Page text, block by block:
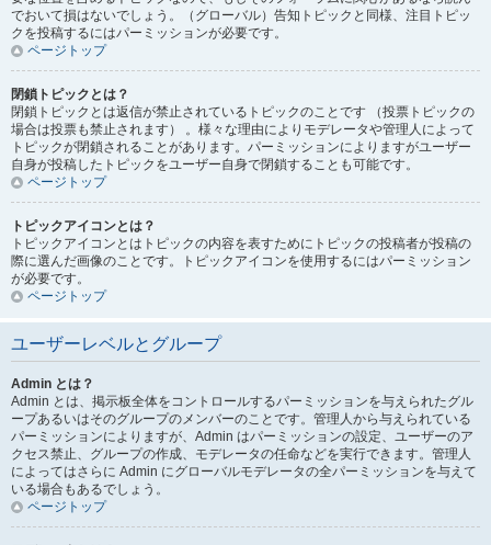
でおいて損はないでしょう。（グローバル）告知トピックと同様、注目トピッ
クを投稿するにはパーミッションが必要です。
ページトップ
閉鎖トピックとは？
閉鎖トピックとは返信が禁止されているトピックのことです （投票トピックの
場合は投票も禁止されます） 。様々な理由によりモデレータや管理人によって
トピックが閉鎖されることがあります。パーミッションによりますがユーザー
自身が投稿したトピックをユーザー自身で閉鎖することも可能です。
ページトップ
トピックアイコンとは？
トピックアイコンとはトピックの内容を表すためにトピックの投稿者が投稿の
際に選んだ画像のことです。トピックアイコンを使用するにはパーミッション
が必要です。
ページトップ
ユーザーレベルとグループ
Admin とは？
Admin とは、掲示板全体をコントロールするパーミッションを与えられたグル
ープあるいはそのグループのメンバーのことです。管理人から与えられている
パーミッションによりますが、Admin はパーミッションの設定、ユーザーのア
クセス禁止、グループの作成、モデレータの任命などを実行できます。管理人
によってはさらに Admin にグローバルモデレータの全パーミッションを与えて
いる場合もあるでしょう。
ページトップ